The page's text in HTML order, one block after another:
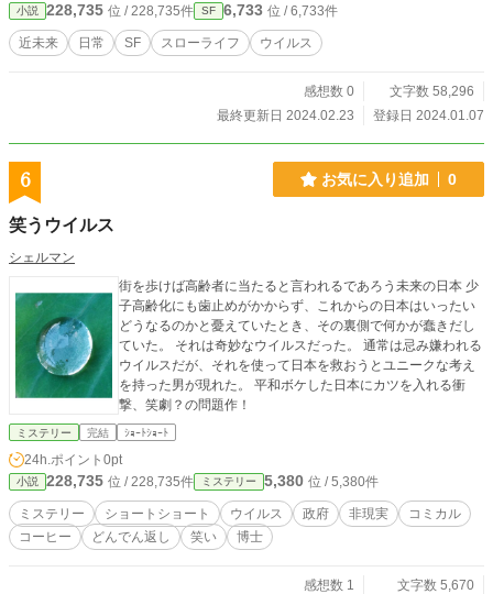
小説 228,735 位 / 228,735件 SF 6,733 位 / 6,733件
近未来 日常 SF スローライフ ウイルス
感想数 0
文字数 58,296
最終更新日 2024.02.23
登録日 2024.01.07
6 お気に入り追加 0
笑うウイルス
シェルマン
街を歩けば高齢者に当たると言われるであろう未来の日本 少
子高齢化にも歯止めがかからず、これからの日本はいったい
どうなるのかと憂えていたとき、その裏側で何かが蠢きだし
ていた。 それは奇妙なウイルスだった。 通常は忌み嫌われる
ウイルスだが、それを使って日本を救おうとユニークな考え
を持った男が現れた。 平和ボケした日本にカツを入れる衝
撃、笑劇？の問題作！
ミステリー 完結 ｼｮｰﾄｼｮｰﾄ
24h.ポイント 0pt
小説 228,735 位 / 228,735件 ミステリー 5,380 位 / 5,380件
ミステリー ショートショート ウイルス 政府 非現実
コミカル
コーヒー
どんでん返し 笑い 博士
感想数 1
文字数 5,670